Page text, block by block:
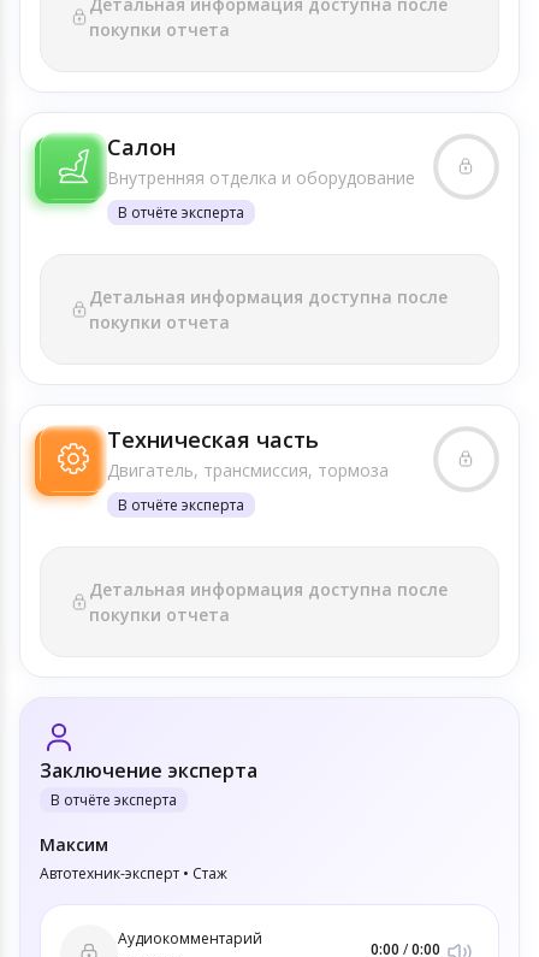
покупки отчета
Салон
Внутренняя отделка и оборудование
В отчёте эксперта
Детальная информация доступна после
покупки отчета
Техническая часть
Двигатель, трансмиссия, тормоза
В отчёте эксперта
Детальная информация доступна после
покупки отчета
Заключение эксперта
В отчёте эксперта
Максим
Автотехник-эксперт • Стаж
Аудиокомментарий
0:00 /0:00